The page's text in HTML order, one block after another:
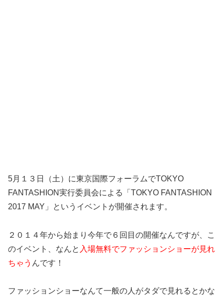
5月１３日（土）に東京国際フォーラムでTOKYO
FANTASHION実行委員会による「TOKYO FANTASHION
2017 MAY」というイベントが開催されます。
２０１４年から始まり今年で６回目の開催なんですが、こ
のイベント、なんと 入場無料でファッションショーが見れ
ちゃう んです！
ファッションショーなんて一般の人がタダで見れるとかな